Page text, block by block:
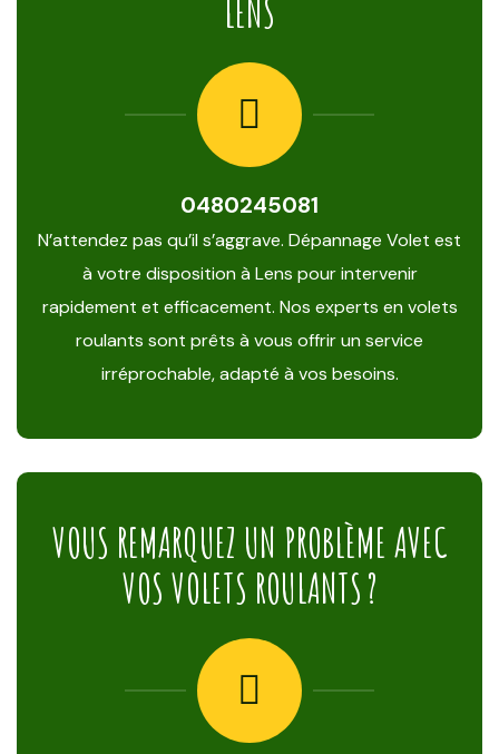
LENS
0480245081
N’attendez pas qu’il s’aggrave. Dépannage Volet est
à votre disposition à Lens pour intervenir
rapidement et efficacement. Nos experts en volets
roulants sont prêts à vous offrir un service
irréprochable, adapté à vos besoins.
VOUS REMARQUEZ UN PROBLÈME AVEC
VOS VOLETS ROULANTS ?